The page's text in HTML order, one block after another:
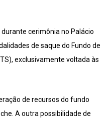
cerimônia no Palácio
de saque do Fundo de
exclusivamente voltada às
de recursos do fundo
A outra possibilidade de